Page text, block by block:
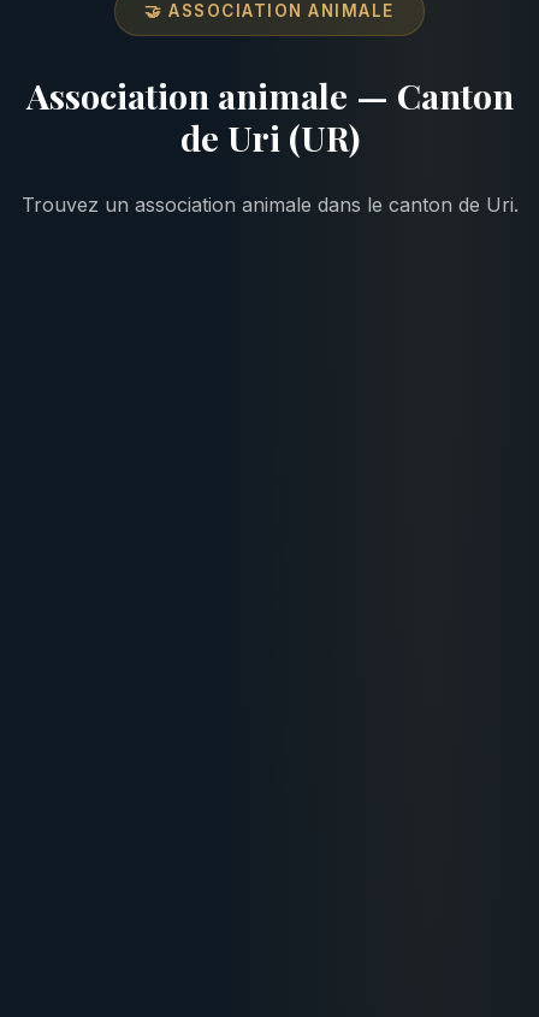
🤝 ASSOCIATION ANIMALE
Association animale — Canton
de Uri (UR)
Trouvez un association animale dans le canton de Uri.